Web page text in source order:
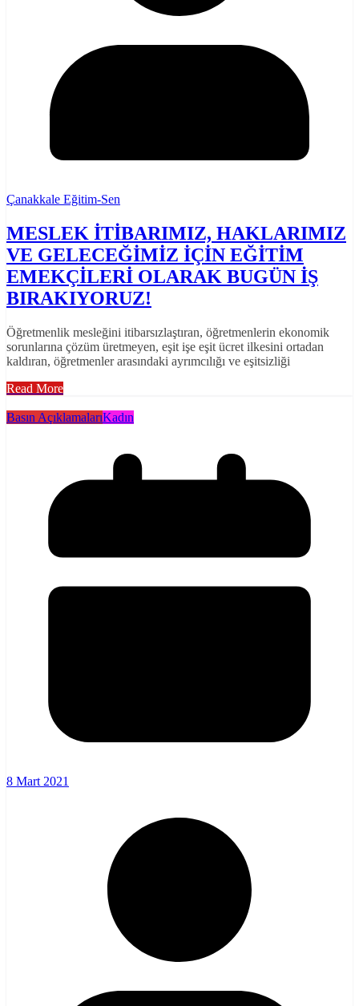
Çanakkale Eğitim-Sen
MESLEK İTİBARIMIZ, HAKLARIMIZ
VE GELECEĞİMİZ İÇİN EĞİTİM
EMEKÇİLERİ OLARAK BUGÜN İŞ
BIRAKIYORUZ!
Öğretmenlik mesleğini itibarsızlaştıran, öğretmenlerin ekonomik
sorunlarına çözüm üretmeyen, eşit işe eşit ücret ilkesini ortadan
kaldıran, öğretmenler arasındaki ayrımcılığı ve eşitsizliği
Read More
Basın AçıklamalarıKadın
8 Mart 2021